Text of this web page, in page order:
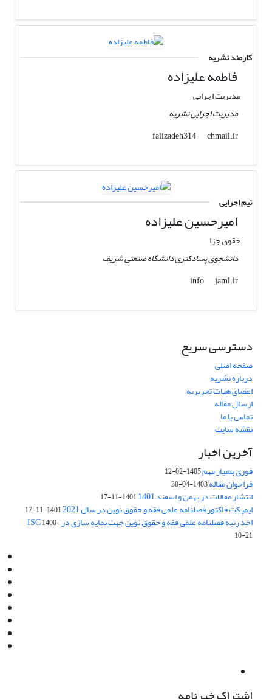
کارمند نشریه
فاطمه علیزاده
مدیریت اجرایی
مدیریت اجرایی نشریه
falizadeh314
chmail.ir
تیم اجرایی
امیرحسین علیزاده
حقوق جزا
دانشجوی پسادکتری دانشگاه صنعتی شریف
info
jaml.ir
دسترسی سریع
صفحه اصلی
درباره نشریه
اعضای هیات تحریریه
ارسال مقاله
تماس با ما
نقشه سایت
آخرین اخبار
فوری بسیار مهم1405-02-12
فراخوان مقاله1403-04-30
انتشار مقالات در بهمن و اسفند 1401 1401-11-17
ایمپکت فاکتور فصلنامه علمی فقه و حقوق نوین در سال 2021 1401-11-17
اخذ رتبه فصلنامه علمی فقه و حقوق نوین جهت نمایه سازی در ISC1400-
10-21